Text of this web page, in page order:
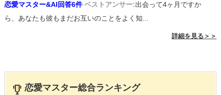
恋愛マスター&AI回答6件 ベストアンサー:出会って4ヶ月ですか
ら、あなたも彼もまだお互いのことをよく知...
詳細を見る＞＞
恋愛マスター総合ランキング